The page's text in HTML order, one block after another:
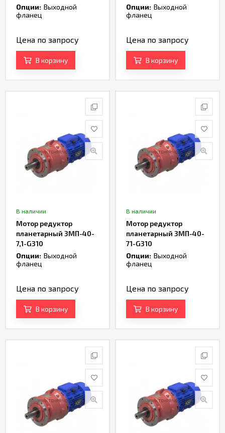
Опции: Выходной
фланец
Цена по запросу
В корзину
Опции: Выходной
фланец
Цена по запросу
В корзину
В наличии
Мотор редуктор
планетарный 3МП-40-
7,1-G310
Опции: Выходной
фланец
Цена по запросу
В корзину
В наличии
Мотор редуктор
планетарный 3МП-40-
71-G310
Опции: Выходной
фланец
Цена по запросу
В корзину